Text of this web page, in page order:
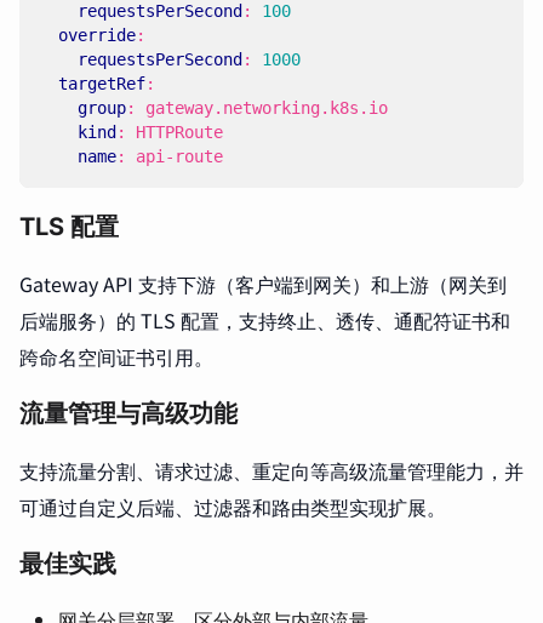
requestsPerSecond :
100
override:
requestsPerSecond :
1000
targetRef:
group:
gateway.networking.k8s.io
kind :
HTTPRoute
name: api-route
TLS 配置
Gateway API 支持下游（客户端到网关）和上游（网关到
后端服务）的 TLS 配置，支持终止、透传、通配符证书和
跨命名空间证书引用。
流量管理与高级功能
支持流量分割、请求过滤、重定向等高级流量管理能力，并
可通过自定义后端、过滤器和路由类型实现扩展。
最佳实践